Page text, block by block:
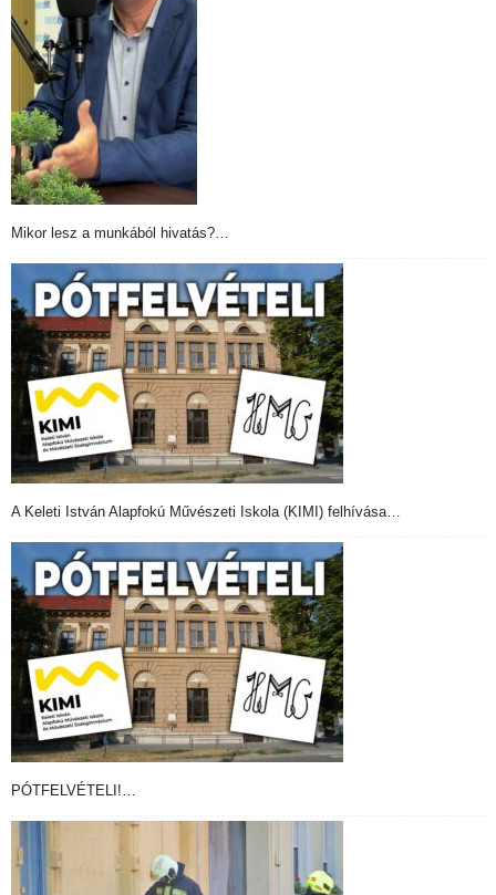
Mikor lesz a munkából hivatás?…
A Keleti István Alapfokú Művészeti Iskola (KIMI) felhívása…
PÓTFELVÉTELI!…